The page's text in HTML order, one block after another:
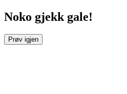
Noko gjekk gale!
Prøv igjen